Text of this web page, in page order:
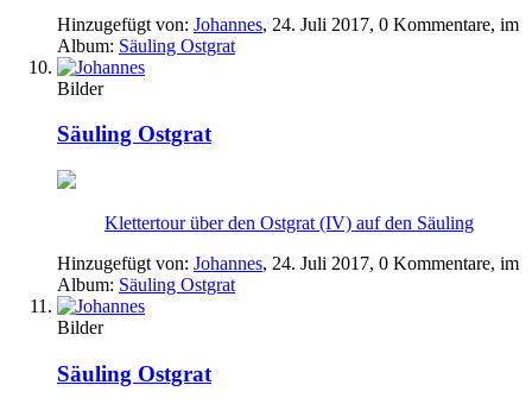
Hinzugefügt von: Johannes, 24. Juli 2017, 0 Kommentare, im
Album: Säuling Ostgrat
Bilder
Säuling Ostgrat
Klettertour über den Ostgrat (IV) auf den Säuling
Hinzugefügt von: Johannes, 24. Juli 2017, 0 Kommentare, im
Album: Säuling Ostgrat
Bilder
Säuling Ostgrat